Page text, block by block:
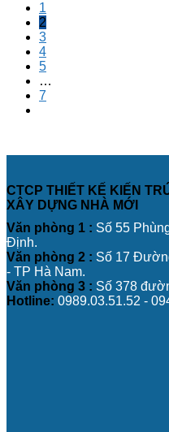
1
2
3
4
5
…
7
CTCP THIẾT KẾ KIẾN
XÂY DỰNG NHÀ MỚI
Văn phòng 1 : Số 55
Định.
Văn phòng 2 : Số 17
- TP Hà Nam.
Văn phòng 3 : Số 378
Hotline: 0989.03.51.52 -